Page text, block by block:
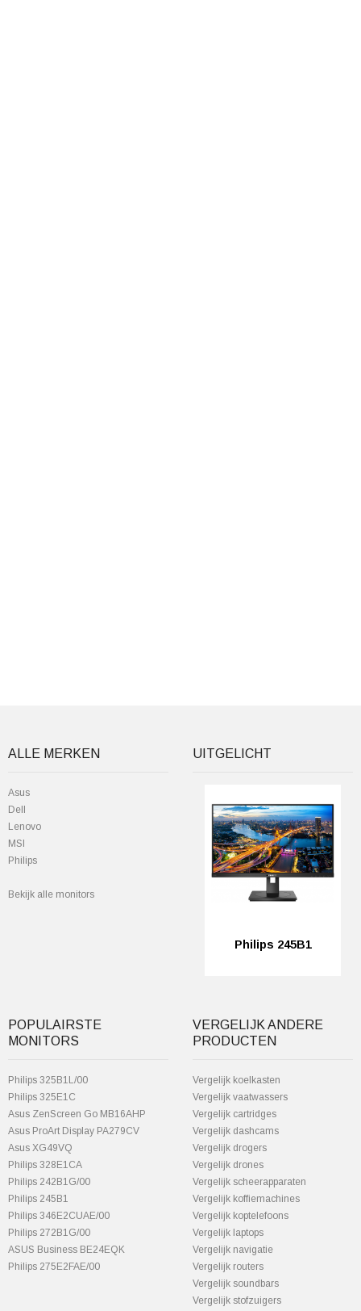
ALLE MERKEN
Asus
Dell
Lenovo
MSI
Philips
Bekijk alle monitors
UITGELICHT
Philips 245B1
POPULAIRSTE
MONITORS
Philips 325B1L/00
Philips 325E1C
Asus ZenScreen Go MB16AHP
Asus ProArt Display PA279CV
Asus XG49VQ
Philips 328E1CA
Philips 242B1G/00
Philips 245B1
Philips 346E2CUAE/00
Philips 272B1G/00
ASUS Business BE24EQK
Philips 275E2FAE/00
VERGELIJK ANDERE
PRODUCTEN
Vergelijk koelkasten
Vergelijk vaatwassers
Vergelijk cartridges
Vergelijk dashcams
Vergelijk drogers
Vergelijk drones
Vergelijk scheerapparaten
Vergelijk koffiemachines
Vergelijk koptelefoons
Vergelijk laptops
Vergelijk navigatie
Vergelijk routers
Vergelijk soundbars
Vergelijk stofzuigers